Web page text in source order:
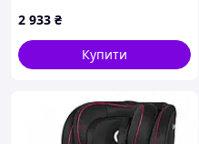
2 933 ₴
Купити